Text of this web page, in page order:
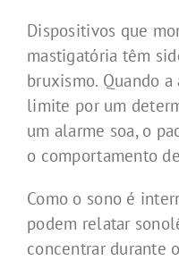
Dispositivos que
mastigatória têm
bruxismo. Quando
limite por um
um alarme soa, o
o comportamento
Como o sono é
podem relatar
concentrar durante